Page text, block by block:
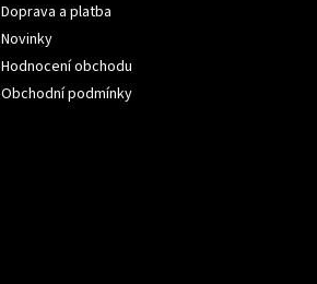
Doprava a platba
Novinky
Hodnocení obchodu
Obchodní podmínky